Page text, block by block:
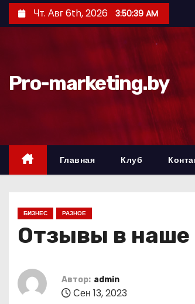
е
д
Чт. Авг 6th, 2026 3:50:40 AM
Pro-marketing.by
Главная Клуб
БИЗНЕС РАЗНОЕ
Отзывы в наше
Автор: admin
Сен 13, 2023